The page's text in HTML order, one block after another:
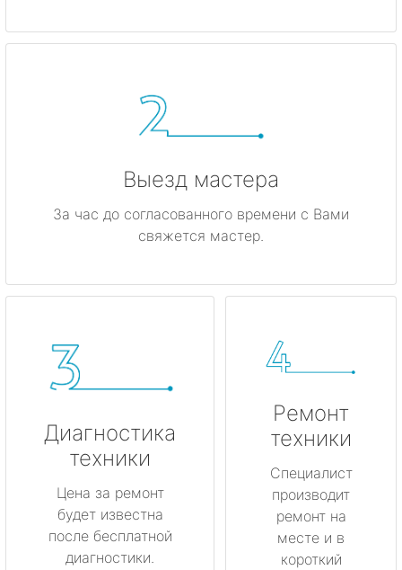
Выезд мастера
За час до согласованного времени с Вами
свяжется мастер.
Диагностика
техники
Цена за ремонт
будет известна
после бесплатной
диагностики.
Ремонт
техники
Специалист
производит
ремонт на
месте и в
короткий